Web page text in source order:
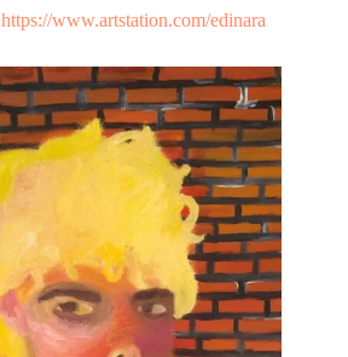
https://www.artstation.com/edinara